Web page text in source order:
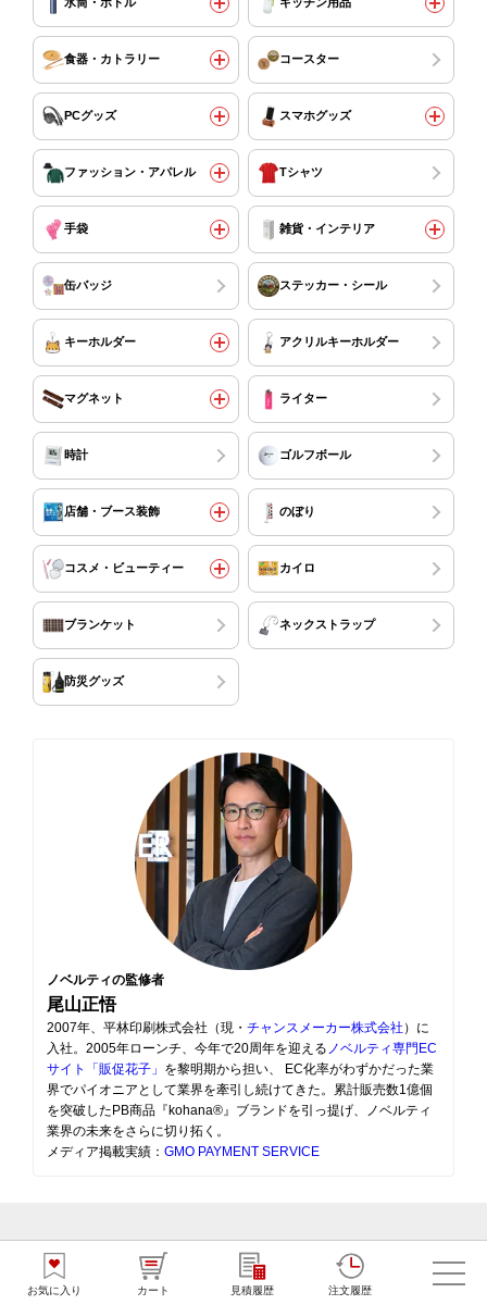
お気に入り カート 見積履歴 注文履歴
食器・カトラリー コースター
PCグッズ スマホグッズ
ファッション・アパレル Tシャツ
手袋 雑貨・インテリア
缶バッジ ステッカー・シール
キーホルダー アクリルキーホルダー
マグネット ライター
時計 ゴルフボール
店舗・ブース装飾 のぼり
コスメ・ビューティー カイロ
ブランケット ネックストラップ
防災グッズ
ノベルティの監修者
尾山正悟
2007年、平林印刷株式会社（現・ チャンスメーカー株式会社 ）に
入社。2005年ローンチ、今年で20周年を迎える ノベルティ専門EC
サイト「販促花子」 を黎明期から担い、 EC化率がわずかだった業
界でパイオニアとして業界を牽引し続けてきた。累計販売数1億個
を突破したPB商品『kohana®』ブランドを引っ提げ、ノベルティ
業界の未来をさらに切り拓く。
メディア掲載実績： GMO PAYMENT SERVICE